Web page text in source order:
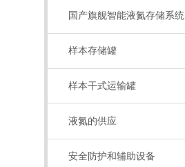
国产旗舰智能液氮存储系统
样本存储罐
样本干式运输罐
液氮的供应
安全防护和辅助设备